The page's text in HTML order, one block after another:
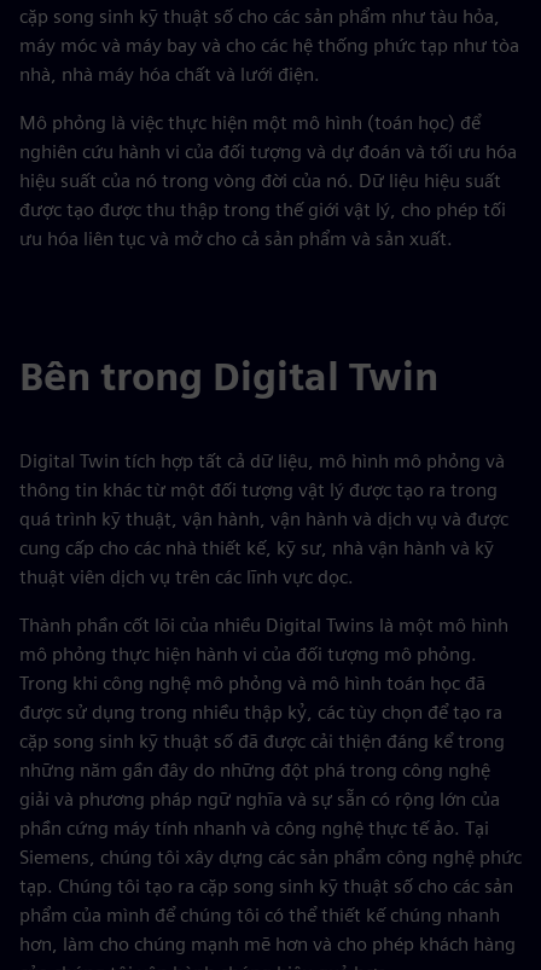
cặp song sinh kỹ thuật số cho các sản phẩm như tàu hỏa,
máy móc và máy bay và cho các hệ thống phức tạp như tòa
nhà, nhà máy hóa chất và lưới điện.
Mô phỏng là việc thực hiện một mô hình (toán học) để
nghiên cứu hành vi của đối tượng và dự đoán và tối ưu hóa
hiệu suất của nó trong vòng đời của nó. Dữ liệu hiệu suất
được tạo được thu thập trong thế giới vật lý, cho phép tối
ưu hóa liên tục và mở cho cả sản phẩm và sản xuất.
Bên trong Digital Twin
Digital Twin tích hợp tất cả dữ liệu, mô hình mô phỏng và
thông tin khác từ một đối tượng vật lý được tạo ra trong
quá trình kỹ thuật, vận hành, vận hành và dịch vụ và được
cung cấp cho các nhà thiết kế, kỹ sư, nhà vận hành và kỹ
thuật viên dịch vụ trên các lĩnh vực dọc.
Thành phần cốt lõi của nhiều Digital Twins là một mô hình
mô phỏng thực hiện hành vi của đối tượng mô phỏng.
Trong khi công nghệ mô phỏng và mô hình toán học đã
được sử dụng trong nhiều thập kỷ, các tùy chọn để tạo ra
cặp song sinh kỹ thuật số đã được cải thiện đáng kể trong
những năm gần đây do những đột phá trong công nghệ
giải và phương pháp ngữ nghĩa và sự sẵn có rộng lớn của
phần cứng máy tính nhanh và công nghệ thực tế ảo. Tại
Siemens, chúng tôi xây dựng các sản phẩm công nghệ phức
tạp. Chúng tôi tạo ra cặp song sinh kỹ thuật số cho các sản
phẩm của mình để chúng tôi có thể thiết kế chúng nhanh
hơn, làm cho chúng mạnh mẽ hơn và cho phép khách hàng